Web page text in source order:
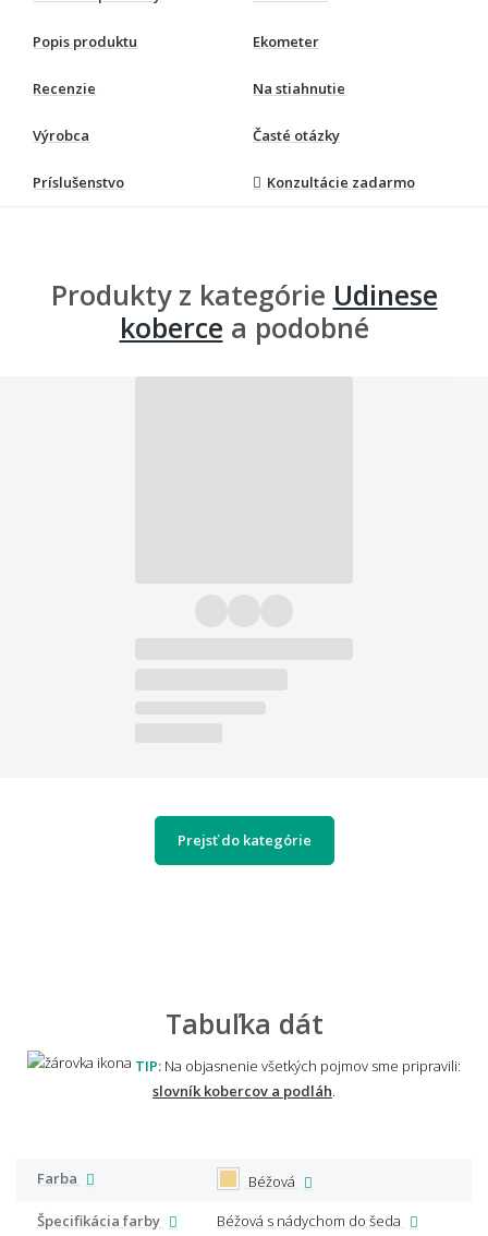
Popis produktu Ekometer
Recenzie Na stiahnutie
Výrobca Časté otázky
Príslušenstvo Konzultácie zadarmo
Produkty z kategórie Udinese
koberce a podobné
Prejsť do kategórie
Tabuľka dát
TIP: Na objasnenie všetkých pojmov sme pripravili:
slovník kobercov a podláh
Farba
Béžová
Špecifikácia farby
Béžová s nádychom do šeda